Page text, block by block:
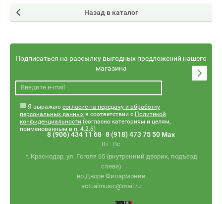
Назад в каталог
Подписаться на рассылку выгодных предложений нашего
магазина
Я выражаю согласие на передачу и обработку
персональных данных в соответствии с Политикой
конфиденциальности (согласно категориям и целям,
поименованным в п. 4.2.6)
8 (906) 434 11 68 8 (918) 473 75 50 Max
Вт–Вс
г. Краснодар, ул. Гоголя 65 (внутренний дворик, подъезд
слева)
во Дворе Филармонии
actualmusic@mail.ru